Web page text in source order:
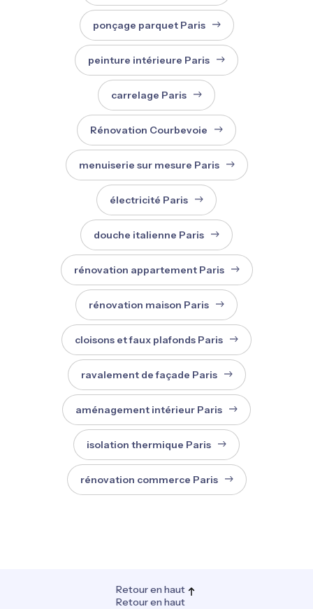
ponçage parquet Paris
peinture intérieure Paris
carrelage Paris
Rénovation Courbevoie
menuiserie sur mesure Paris
électricité Paris
douche italienne Paris
rénovation appartement Paris
rénovation maison Paris
cloisons et faux plafonds Paris
ravalement de façade Paris
aménagement intérieur Paris
isolation thermique Paris
rénovation commerce Paris
Retour en haut
Retour en haut